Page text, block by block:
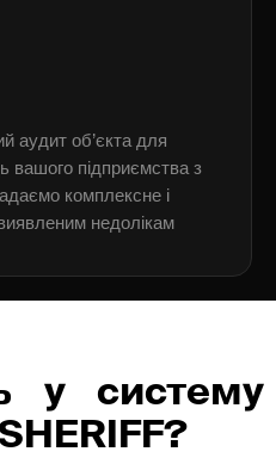
аудит об’єкта для
вашого підприємства з
комплексне і
недолікам
у систему